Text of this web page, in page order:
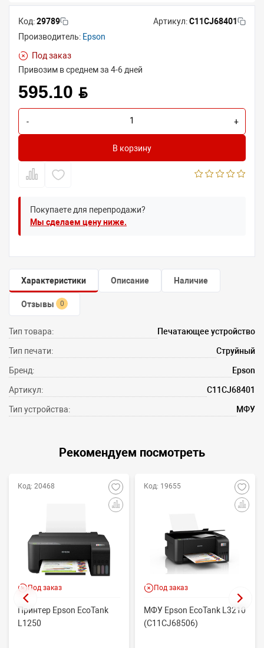
Код:29789 Артикул:C11CJ68401
Производитель: Epson
Под заказ
Привозим в среднем за 4-6 дней
595.10 BYN
- +
В корзину
Покупаете для перепродажи?
Мы сделаем цену ниже.
Характеристики Описание Наличие
Отзывы 0
Тип товара: Печатающее устройство
Тип печати: Струйный
Бренд: Epson
Артикул: C11CJ68401
Тип устройства: МФУ
Рекомендуем посмотреть
Код: 20468
Под заказ
Принтер Epson EcoTank
L1250
Код: 19655
Под заказ
МФУ Epson EcoTank L3210
(C11CJ68506)